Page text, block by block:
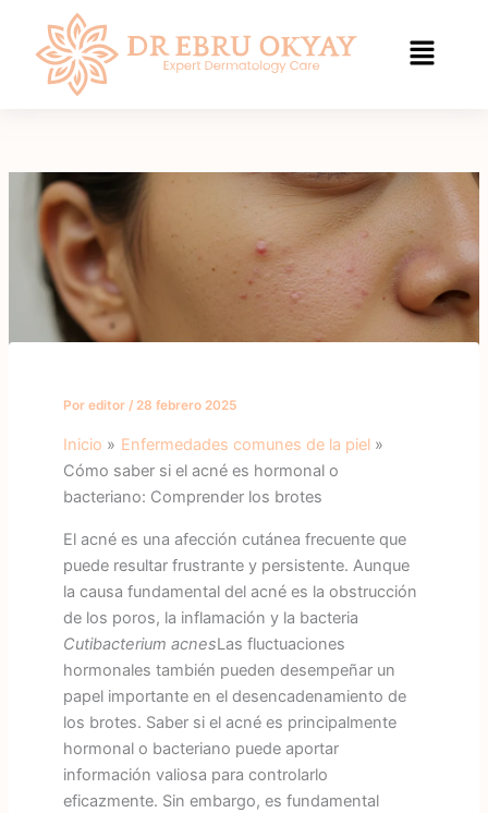
contenido
Por editor / 28 febrero 2025
Inicio
Enfermedades comunes de la piel
Cómo saber si el acné es hormonal o
bacteriano: Comprender los brotes
El acné es una afección cutánea frecuente que
puede resultar frustrante y persistente. Aunque
la causa fundamental del acné es la obstrucción
de los poros, la inflamación y la bacteria
Cutibacterium acnesLas fluctuaciones
hormonales también pueden desempeñar un
papel importante en el desencadenamiento de
los brotes. Saber si el acné es principalmente
hormonal o bacteriano puede aportar
información valiosa para controlarlo
eficazmente. Sin embargo, es fundamental